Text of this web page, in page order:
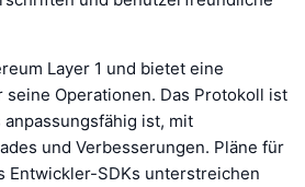
Layer 1 und bietet eine
seine Operationen. Das Protokoll ist
ist, mit
und Verbesserungen. Pläne für
Entwickler-SDKs unterstreichen